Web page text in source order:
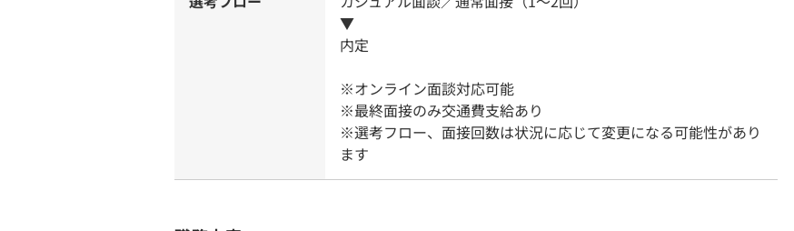
▼
内定
※オンライン面談対応可能
※最終面接のみ交通費支給あり
※選考フロー、面接回数は状況に応じて変更になる可能性があり
ます